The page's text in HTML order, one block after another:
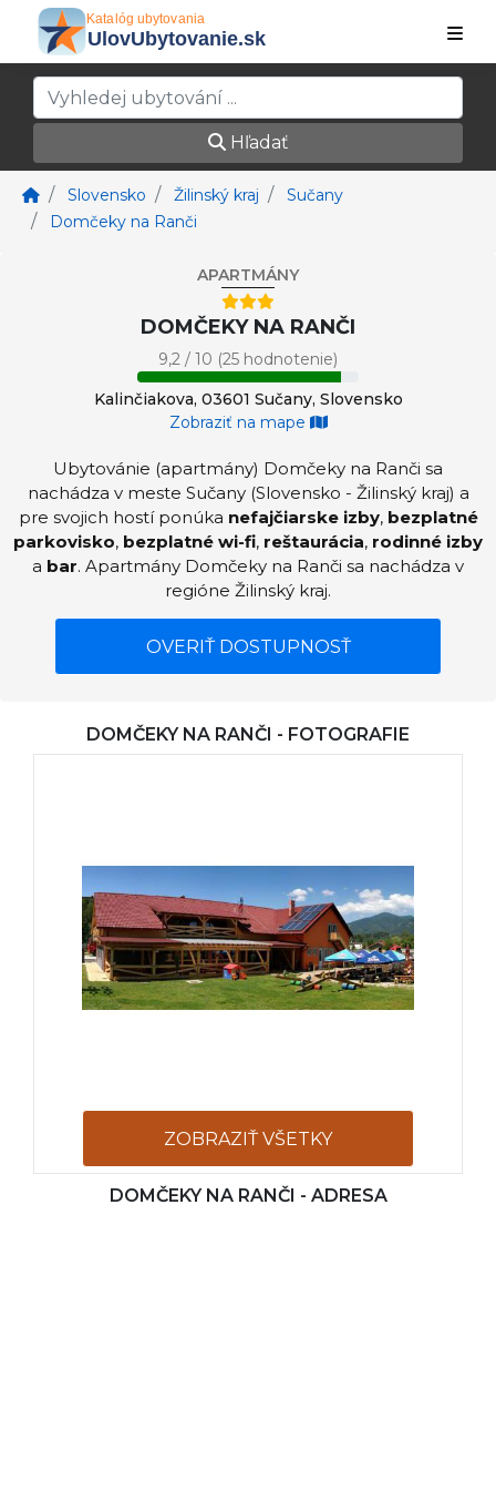
Hľadať
Slovensko Žilinský kraj
Sučany
Domčeky na Ranči
APARTMÁNY
DOMČEKY NA RANČI
9,2 / 10 (25 hodnotenie)
Kalinčiakova, 03601 Sučany, Slovensko
Zobraziť na mape
Ubytovánie (apartmány) Domčeky na Ranči sa
nachádza v meste Sučany (Slovensko - Žilinský kraj) a
pre svojich hostí ponúka nefajčiarske izby, bezplatné
parkovisko, bezplatné wi-fi, reštaurácia, rodinné izby
a bar. Apartmány Domčeky na Ranči sa nachádza v
regióne Žilinský kraj.
OVERIŤ DOSTUPNOSŤ
DOMČEKY NA RANČI - FOTOGRAFIE
ZOBRAZIŤ VŠETKY
FOTOGRAFIE
DOMČEKY NA RANČI - ADRESA